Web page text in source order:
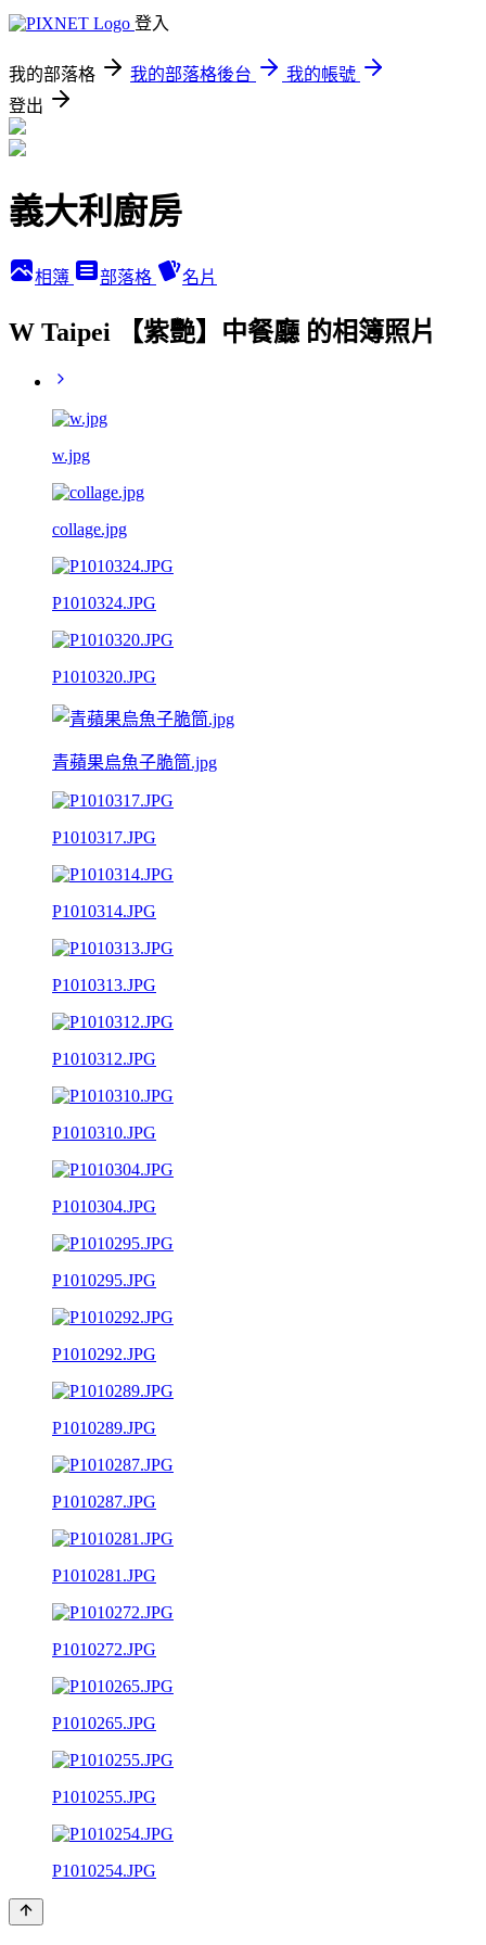
登入
我的部落格 我的部落格後台
我的帳號
登出
義大利廚房
相簿 部落格 名片
W Taipei 【紫艷】中餐廳 的相簿照片
w.jpg
collage.jpg
P1010324.JPG
P1010320.JPG
青蘋果烏魚子脆筒.jpg
P1010317.JPG
P1010314.JPG
P1010313.JPG
P1010312.JPG
P1010310.JPG
P1010304.JPG
P1010295.JPG
P1010292.JPG
P1010289.JPG
P1010287.JPG
P1010281.JPG
P1010272.JPG
P1010265.JPG
P1010255.JPG
P1010254.JPG